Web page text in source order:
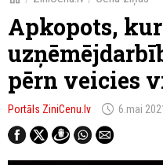
Apkopots,
pērn veicies
Portāls ZiniCenu.lv schedule 6.mai 2021